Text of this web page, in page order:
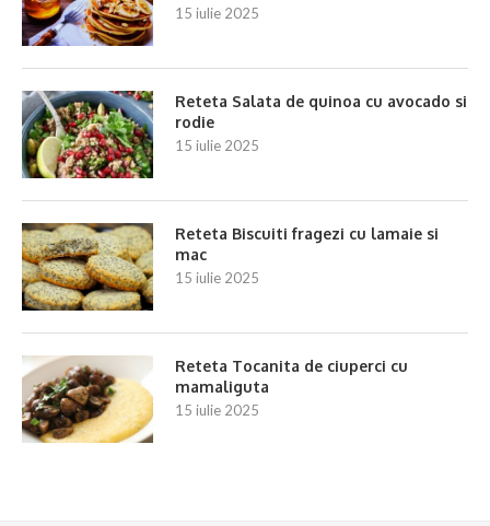
15 iulie 2025
Reteta Salata de quinoa cu avocado si
rodie
15 iulie 2025
Reteta Biscuiti fragezi cu lamaie si
mac
15 iulie 2025
Reteta Tocanita de ciuperci cu
mamaliguta
15 iulie 2025